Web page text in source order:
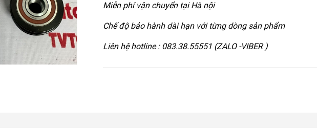
Miễn phí vận chuyển tại Hà nội
Chế độ bảo hành dài hạn với từng dòng sản phẩm
Liên hệ hotline : 083.38.55551 (ZALO -VIBER )